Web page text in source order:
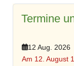
Termine
12 Aug. 2026
Am 12. August